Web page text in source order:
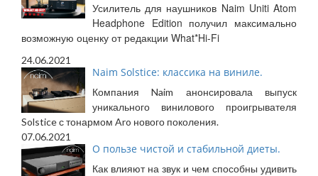
Усилитель для наушников Naim Uniti Atom
Headphone Edition получил максимально
возможную оценку от редакции What*Hi-Fi
24.06.2021
Naim Solstice: классика на виниле.
Компания Naim анонсировала выпуск
уникального винилового проигрывателя
Solstice с тонармом Aro нового поколения.
07.06.2021
О пользе чистой и стабильной диеты.
Как влияют на звук и чем способны удивить